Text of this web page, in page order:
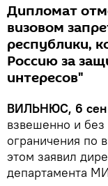
Дипломат
визовом
республики,
Россию за
интересов"
ВИЛЬНЮС, 6 сен
взвешенно и без
ограничения по
этом заявил
департамента